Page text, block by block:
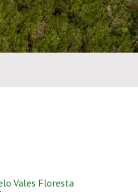
Vales Floresta